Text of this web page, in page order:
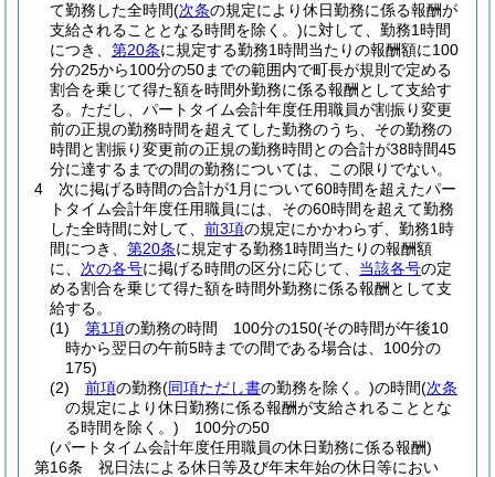
て勤務した全時間(次条の規定により休日勤務に係る報酬が
支給されることとなる時間を除く。)に対して、勤務1時間
につき、 第20条に規定する勤務1時間当たりの報酬額に100
分の25から100分の50までの範囲内で町長が規則で定める
割合を乗じて得た額を時間外勤務に係る報酬として支給す
る。 ただし、パートタイム会計年度任用職員が割振り変更
前の正規の勤務時間を超えてした勤務のうち、その勤務の
時間と割振り変更前の正規の勤務時間との合計が38時間45
分に達するまでの間の勤務については、この限りでない。
4
次に掲げる時間の合計が1月について60時間を超えたパー
トタイム会計年度任用職員には、その60時間を超えて勤務
した全時間に対して、 前3項の規定にかかわらず、勤務1時
間につき、 第20条に規定する勤務1時間当たりの報酬額
に、 次の各号に掲げる時間の区分に応じて、 当該各号の定
める割合を乗じて得た額を時間外勤務に係る報酬として支
給する。
(1)
第1項の勤務の時間 100分の150(その時間が午後10
時から翌日の午前5時までの間である場合は、100分の
175)
(2)
前項の勤務(同項ただし書の勤務を除く。)の時間(次条
の規定により休日勤務に係る報酬が支給されることとな
る時間を除く。) 100分の50
(パートタイム会計年度任用職員の休日勤務に係る報酬)
第16条
祝日法による休日等及び年末年始の休日等におい